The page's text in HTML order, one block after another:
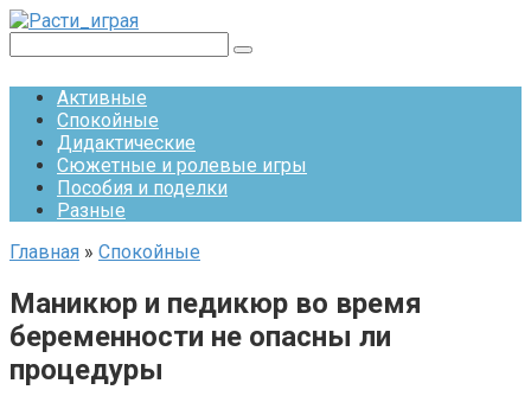
Перейти
контенту
Активные
Спокойные
Дидактические
Сюжетные и ролевые игры
Пособия и поделки
Разные
Главная » Спокойные
Маникюр и педикюр во время
беременности не опасны ли
процедуры